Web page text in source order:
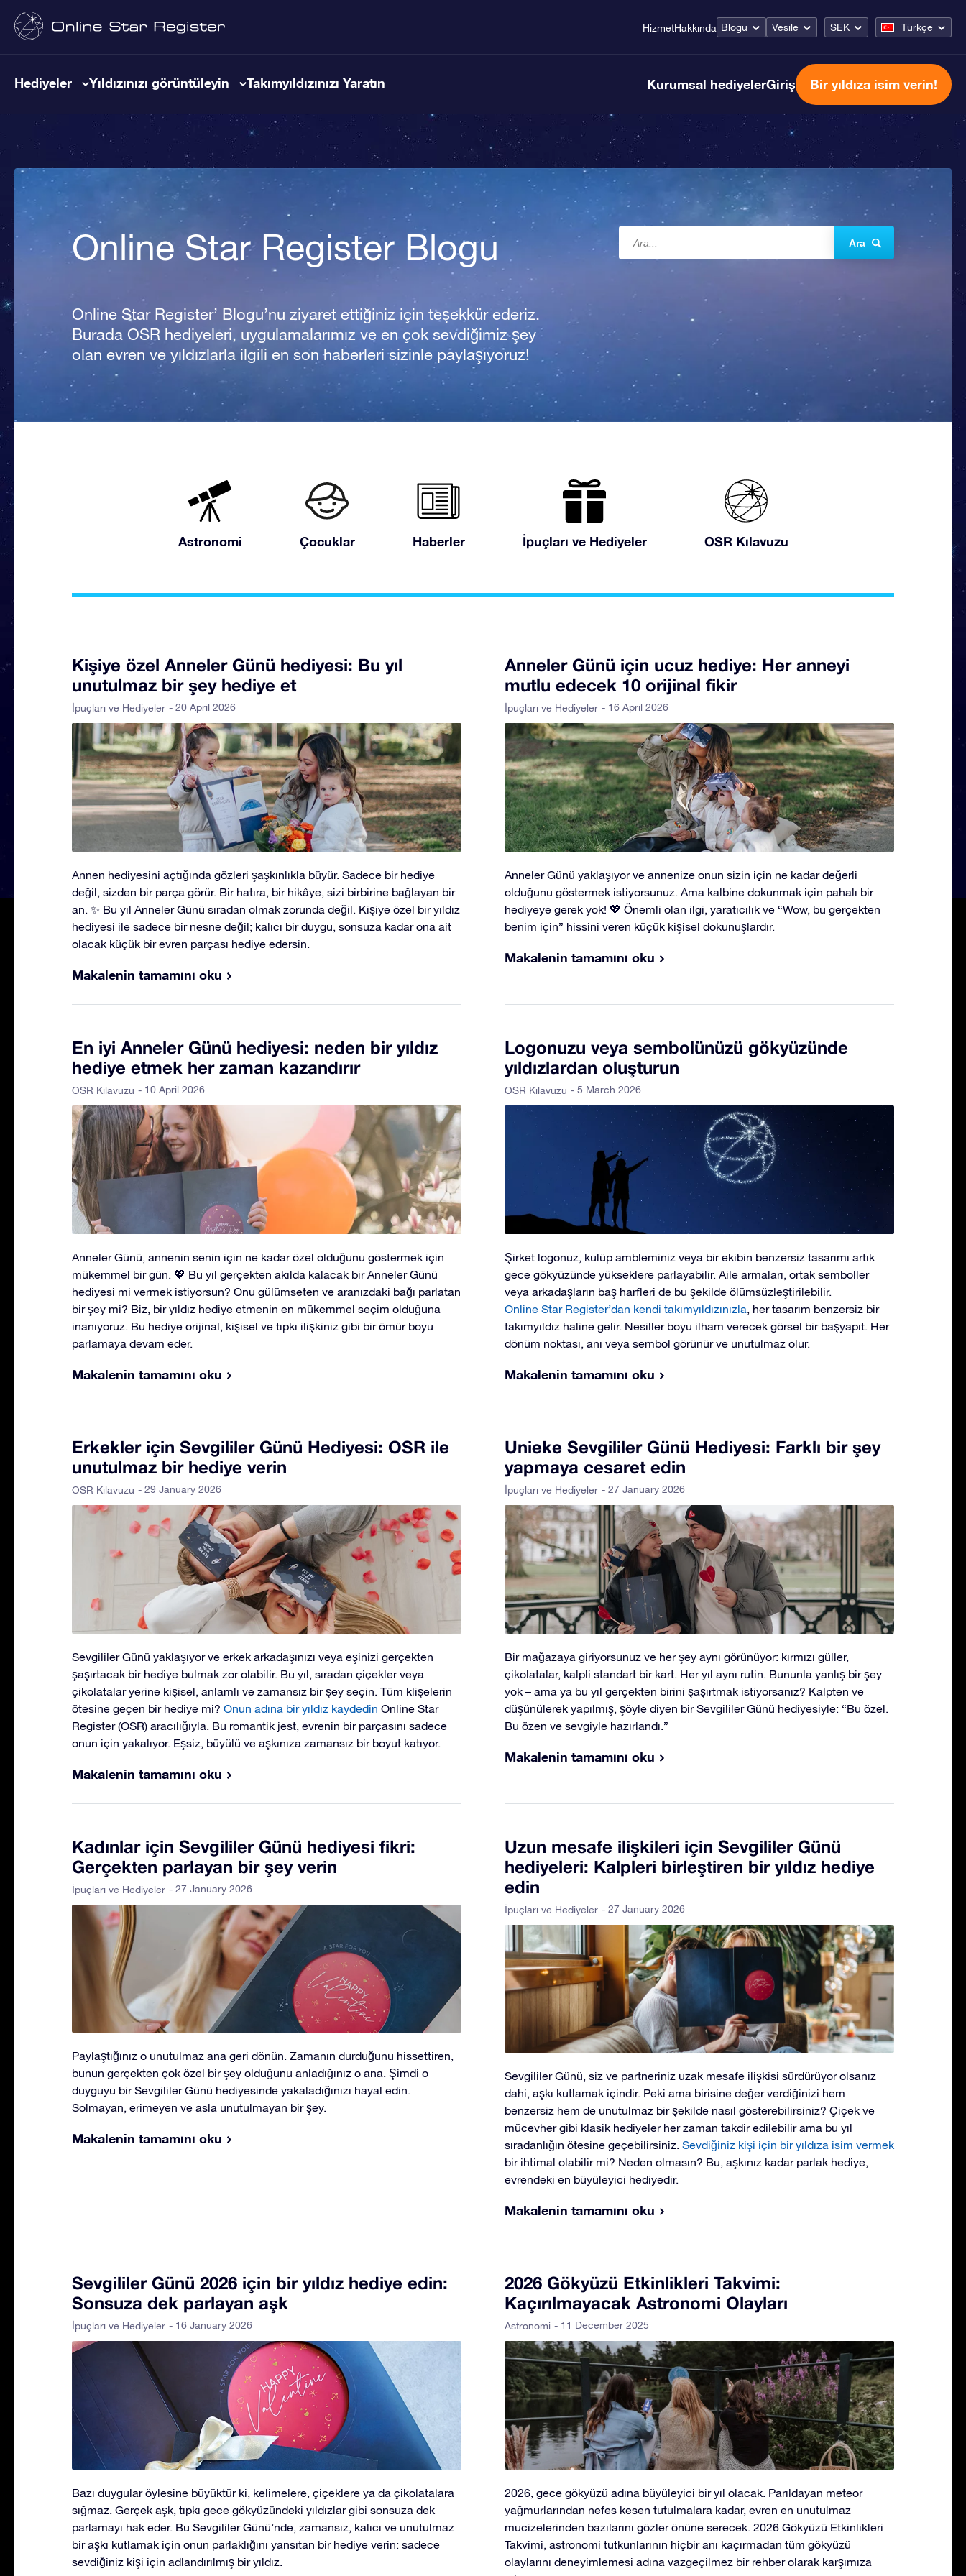
HizmetHakkında Blogu Vesile SEK Türkçe
Hediyeler Yıldızınızı görüntüleyin Takımyıldızınızı Yaratın Kurumsal hediyelerGiriş Bir yıldıza isim verin!
Online Star Register Blogu
Online Star Register’ Blogu’nu ziyaret ettiğiniz için teşekkür ederiz.
Burada OSR hediyeleri, uygulamalarımız ve en çok sevdiğimiz şey
olan evren ve yıldızlarla ilgili en son haberleri sizinle paylaşıyoruz!
Ara
Astronomi Çocuklar Haberler İpuçları ve Hediyeler OSR Kılavuzu
Kişiye özel Anneler Günü hediyesi: Bu yıl
unutulmaz bir şey hediye et
İpuçları ve Hediyeler - 20 April 2026
Annen hediyesini açtığında gözleri şaşkınlıkla büyür. Sadece bir hediye
değil, sizden bir parça görür. Bir hatıra, bir hikâye, sizi birbirine bağlayan bir
an. ✨ Bu yıl Anneler Günü sıradan olmak zorunda değil. Kişiye özel bir yıldız
hediyesi ile sadece bir nesne değil; kalıcı bir duygu, sonsuza kadar ona ait
olacak küçük bir evren parçası hediye edersin.
Makalenin tamamını oku
Anneler Günü için ucuz hediye: Her anneyi
mutlu edecek 10 orijinal fikir
İpuçları ve Hediyeler - 16 April 2026
Anneler Günü yaklaşıyor ve annenize onun sizin için ne kadar değerli
olduğunu göstermek istiyorsunuz. Ama kalbine dokunmak için pahalı bir
hediyeye gerek yok! 💖 Önemli olan ilgi, yaratıcılık ve “Wow, bu gerçekten
benim için” hissini veren küçük kişisel dokunuşlardır.
Makalenin tamamını oku
En iyi Anneler Günü hediyesi: neden bir yıldız
hediye etmek her zaman kazandırır
OSR Kılavuzu - 10 April 2026
Anneler Günü, annenin senin için ne kadar özel olduğunu göstermek için
mükemmel bir gün. 💖 Bu yıl gerçekten akılda kalacak bir Anneler Günü
hediyesi mi vermek istiyorsun? Onu gülümseten ve aranızdaki bağı parlatan
bir şey mi? Biz, bir yıldız hediye etmenin en mükemmel seçim olduğuna
inanıyoruz. Bu hediye orijinal, kişisel ve tıpkı ilişkiniz gibi bir ömür boyu
parlamaya devam eder.
Makalenin tamamını oku
Logonuzu veya sembolünüzü gökyüzünde
yıldızlardan oluşturun
OSR Kılavuzu - 5 March 2026
Şirket logonuz, kulüp ambleminiz veya bir ekibin benzersiz tasarımı artık
gece gökyüzünde yükseklere parlayabilir. Aile armaları, ortak semboller
veya arkadaşların baş harfleri de bu şekilde ölümsüzleştirilebilir.
Online Star Register’dan kendi takımyıldızınızla, her tasarım benzersiz bir
takımyıldız haline gelir. Nesiller boyu ilham verecek görsel bir başyapıt. Her
dönüm noktası, anı veya sembol görünür ve unutulmaz olur.
Makalenin tamamını oku
Erkekler için Sevgililer Günü Hediyesi: OSR ile
unutulmaz bir hediye verin
OSR Kılavuzu - 29 January 2026
Sevgililer Günü yaklaşıyor ve erkek arkadaşınızı veya eşinizi gerçekten
şaşırtacak bir hediye bulmak zor olabilir. Bu yıl, sıradan çiçekler veya
çikolatalar yerine kişisel, anlamlı ve zamansız bir şey seçin. Tüm klişelerin
ötesine geçen bir hediye mi? Onun adına bir yıldız kaydedin Online Star
Register (OSR) aracılığıyla. Bu romantik jest, evrenin bir parçasını sadece
onun için yakalıyor. Eşsiz, büyülü ve aşkınıza zamansız bir boyut katıyor.
Makalenin tamamını oku
Unieke Sevgililer Günü Hediyesi: Farklı bir şey
yapmaya cesaret edin
İpuçları ve Hediyeler - 27 January 2026
Bir mağazaya giriyorsunuz ve her şey aynı görünüyor: kırmızı güller,
çikolatalar, kalpli standart bir kart. Her yıl aynı rutin. Bununla yanlış bir şey
yok – ama ya bu yıl gerçekten birini şaşırtmak istiyorsanız? Kalpten ve
düşünülerek yapılmış, şöyle diyen bir Sevgililer Günü hediyesiyle: “Bu özel.
Bu özen ve sevgiyle hazırlandı.”
Makalenin tamamını oku
Kadınlar için Sevgililer Günü hediyesi fikri:
Gerçekten parlayan bir şey verin
İpuçları ve Hediyeler - 27 January 2026
Paylaştığınız o unutulmaz ana geri dönün. Zamanın durduğunu hissettiren,
bunun gerçekten çok özel bir şey olduğunu anladığınız o ana. Şimdi o
duyguyu bir Sevgililer Günü hediyesinde yakaladığınızı hayal edin.
Solmayan, erimeyen ve asla unutulmayan bir şey.
Makalenin tamamını oku
Uzun mesafe ilişkileri için Sevgililer Günü
hediyeleri: Kalpleri birleştiren bir yıldız hediye
edin
İpuçları ve Hediyeler - 27 January 2026
Sevgililer Günü, siz ve partneriniz uzak mesafe ilişkisi sürdürüyor olsanız
dahi, aşkı kutlamak içindir. Peki ama birisine değer verdiğinizi hem
benzersiz hem de unutulmaz bir şekilde nasıl gösterebilirsiniz? Çiçek ve
mücevher gibi klasik hediyeler her zaman takdir edilebilir ama bu yıl
sıradanlığın ötesine geçebilirsiniz. Sevdiğiniz kişi için bir yıldıza isim vermek
bir ihtimal olabilir mi? Neden olmasın? Bu, aşkınız kadar parlak hediye,
evrendeki en büyüleyici hediyedir.
Makalenin tamamını oku
Sevgililer Günü 2026 için bir yıldız hediye edin:
Sonsuza dek parlayan aşk
İpuçları ve Hediyeler - 16 January 2026
Bazı duygular öylesine büyüktür ki, kelimelere, çiçeklere ya da çikolatalara
sığmaz. Gerçek aşk, tıpkı gece gökyüzündeki yıldızlar gibi sonsuza dek
parlamayı hak eder. Bu Sevgililer Günü’nde, zamansız, kalıcı ve unutulmaz
bir aşkı kutlamak için onun parlaklığını yansıtan bir hediye verin: sadece
sevdiğiniz kişi için adlandırılmış bir yıldız.
2026 Gökyüzü Etkinlikleri Takvimi:
Kaçırılmayacak Astronomi Olayları
Astronomi - 11 December 2025
2026, gece gökyüzü adına büyüleyici bir yıl olacak. Parıldayan meteor
yağmurlarından nefes kesen tutulmalara kadar, evren en unutulmaz
mucizelerinden bazılarını gözler önüne serecek. 2026 Gökyüzü Etkinlikleri
Takvimi, astronomi tutkunlarının hiçbir anı kaçırmadan tüm gökyüzü
olaylarını deneyimlemesi adına vazgeçilmez bir rehber olarak karşımıza